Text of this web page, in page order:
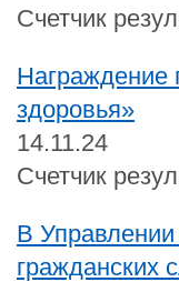
Счетчик
Награждение
здоровья»
14.11.24
Счетчик
В Управлении
гражданских